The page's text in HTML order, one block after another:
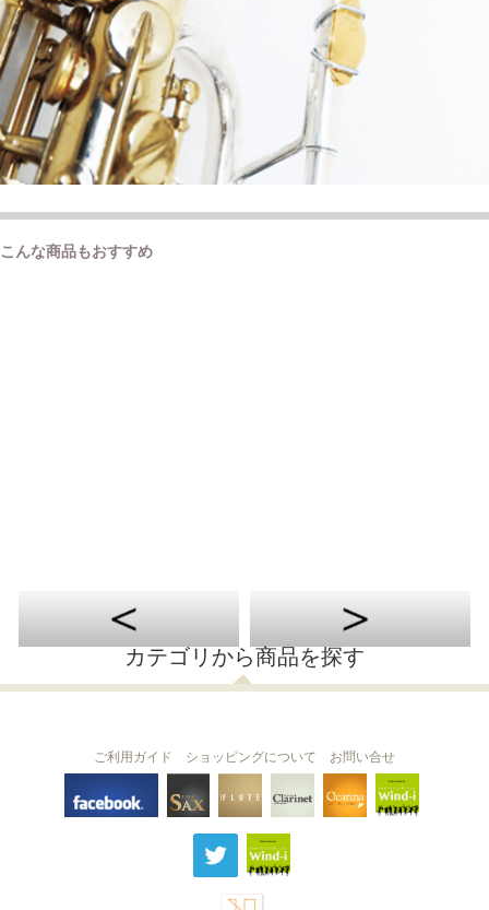
こんな商品もおすすめ
カテゴリから商品を探す
THE SAX The Clarinet
Ocarina
ご利用ガイド ショッピングについて お問い合せ